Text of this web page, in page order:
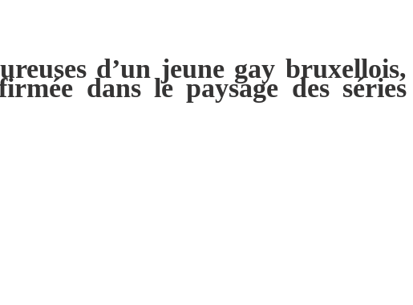
d’un jeune gay bruxellois,
dans le paysage des séries